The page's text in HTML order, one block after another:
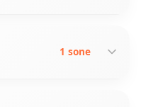
1 sone